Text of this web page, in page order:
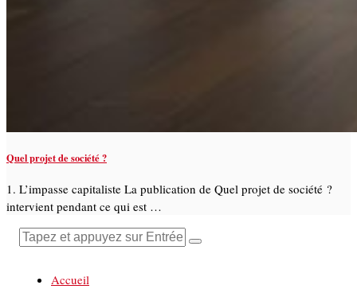
Quel projet de société ?
1. L’impasse capitaliste La publication de Quel projet de société ?
intervient pendant ce qui est …
Accueil